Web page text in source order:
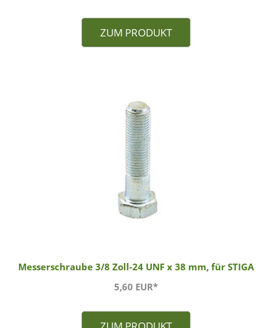
ZUM PRODUKT
Messerschraube 3/8 Zoll-24 UNF x 38 mm, für STIGA
5,60 EUR*